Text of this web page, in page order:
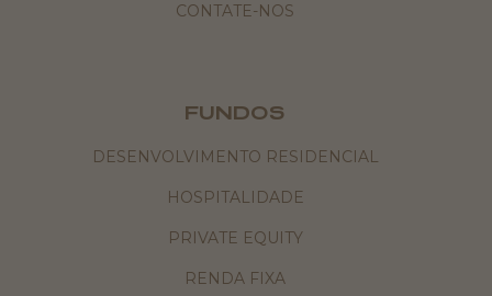
CONTATE-NOS
FUNDOS
DESENVOLVIMENTO RESIDENCIAL
HOSPITALIDADE
PRIVATE EQUITY
RENDA FIXA